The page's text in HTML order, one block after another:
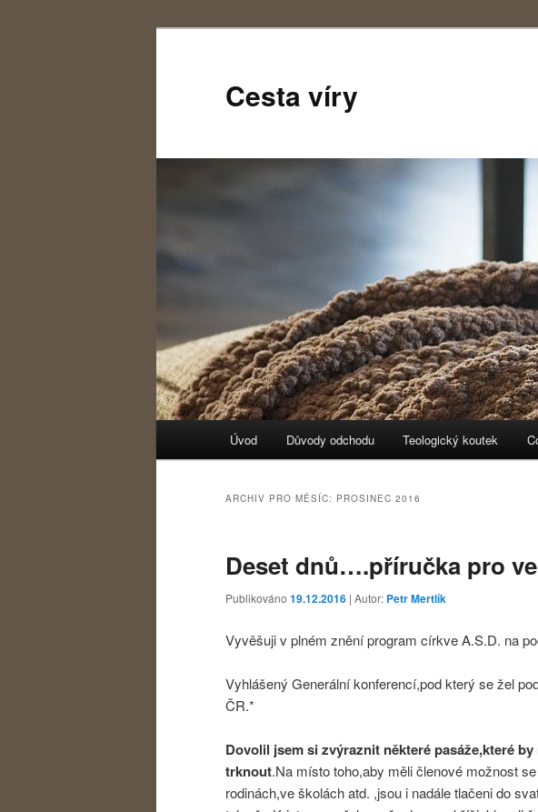
Cesta víry
Hlavní navigační menu
Přejít k hlavnímu obsahu webu
Přejít k obsahu postranního panelu
Úvod Důvody odchodu Teologický koutek
ARCHIV PRO MĚSÍC: PROSINEC 2016
Deset dnů….příručka pro
Publikováno 19.12.2016 | Autor: Petr Mertlík
Vyvěšuji v plném znění program církve A.S.D. na
Vyhlášený Generální konferencí,pod který se žel
ČR.*
Dovolil jsem si zvýraznit některé pasáže,které
trknout.Na místo toho,aby měli členové možnost
rodinách,ve školách atd. ,jsou i nadále tlačeni do